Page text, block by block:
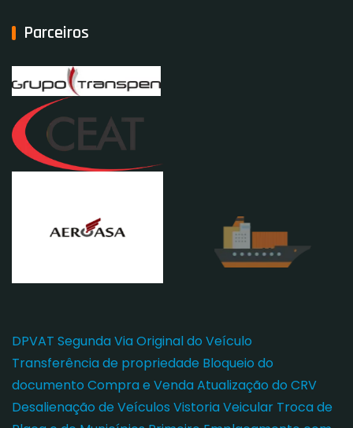
Parceiros
DPVAT Segunda Via Original do Veículo
Transferência de propriedade Bloqueio do
documento Compra e VendaAtualização do CRV
Desalienação de Veículos Vistoria Veicular Troca de